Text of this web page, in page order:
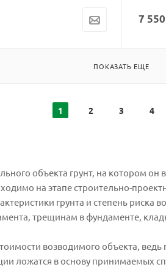
7 550
ПОКАЗАТЬ ЕЩЕ
1 2 3 4
объекта грунт, на котором
на этапе строительно-
грунта и степень риска
трещинам в фундаменте,
возводимого объекта, ведь
ложатся в основу